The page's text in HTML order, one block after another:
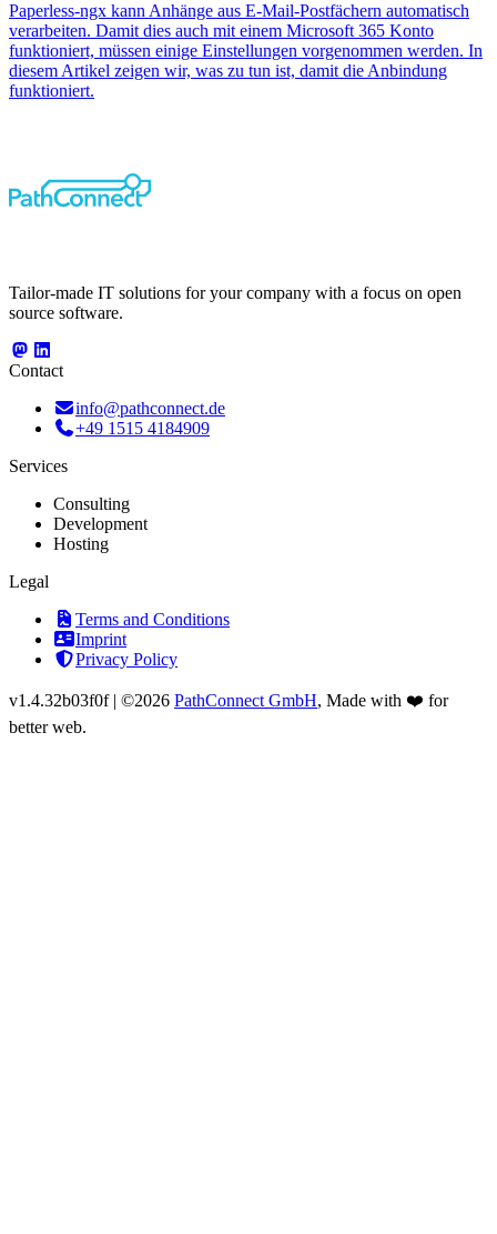
Paperless-ngx kann Anhänge aus E-Mail-Postfächern automatisch
verarbeiten. Damit dies auch mit einem Microsoft 365 Konto
funktioniert, müssen einige Einstellungen vorgenommen werden. In
diesem Artikel zeigen wir, was zu tun ist, damit die Anbindung
funktioniert.
Tailor-made IT solutions for your company with a focus on open
source software.
Contact
info@pathconnect.de
+49 1515 4184909
Services
Consulting
Development
Hosting
Legal
Terms and Conditions
Imprint
Privacy Policy
v1.4.32b03f0f| ©2026 PathConnect GmbH, Made with ❤️ for
better web.